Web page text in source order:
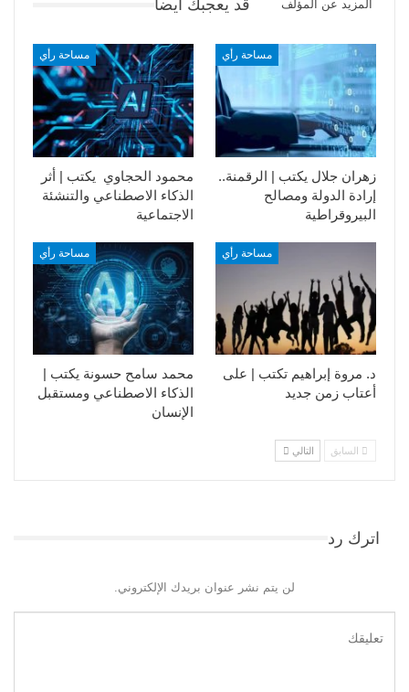
قد يعجبك ايضا المزيد عن المؤلف
مساحة رأي
محمود الحجاوي يكتب | أثر
الذكاء الاصطناعي والتنشئة
الاجتماعية
مساحة رأي
زهران جلال يكتب | الرقمنة..
إرادة الدولة ومصالح
البيروقراطية
مساحة رأي
محمد سامح حسونة يكتب |
الذكاء الاصطناعي ومستقبل
الإنسان
مساحة رأي
د. مروة إبراهيم تكتب | على
أعتاب زمن جديد
السابق التالي
اترك رد
لن يتم نشر عنوان بريدك الإلكتروني.